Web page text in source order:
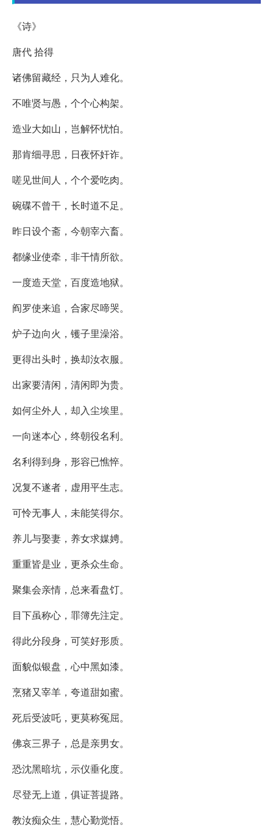
《诗》
唐代 拾得
诸佛留藏经，只为人难化。
不唯贤与愚，个个心构架。
造业大如山，岂解怀忧怕。
那肯细寻思，日夜怀奸诈。
嗟见世间人，个个爱吃肉。
碗碟不曾干，长时道不足。
昨日设个斋，今朝宰六畜。
都缘业使牵，非干情所欲。
一度造天堂，百度造地狱。
阎罗使来追，合家尽啼哭。
炉子边向火，镬子里澡浴。
更得出头时，换却汝衣服。
出家要清闲，清闲即为贵。
如何尘外人，却入尘埃里。
一向迷本心，终朝役名利。
名利得到身，形容已憔悴。
况复不遂者，虚用平生志。
可怜无事人，未能笑得尔。
养儿与娶妻，养女求媒娉。
重重皆是业，更杀众生命。
聚集会亲情，总来看盘饤。
目下虽称心，罪簿先注定。
得此分段身，可笑好形质。
面貌似银盘，心中黑如漆。
烹猪又宰羊，夸道甜如蜜。
死后受波吒，更莫称冤屈。
佛哀三界子，总是亲男女。
恐沈黑暗坑，示仪垂化度。
尽登无上道，俱证菩提路。
教汝痴众生，慧心勤觉悟。